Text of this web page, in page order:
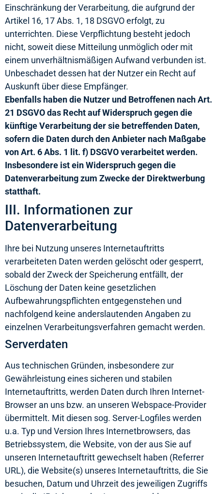
Einschränkung der Verarbeitung, die aufgrund der
Artikel 16, 17 Abs. 1, 18 DSGVO erfolgt, zu
unterrichten. Diese Verpflichtung besteht jedoch
nicht, soweit diese Mitteilung unmöglich oder mit
einem unverhältnismäßigen Aufwand verbunden ist.
Unbeschadet dessen hat der Nutzer ein Recht auf
Auskunft über diese Empfänger.
Ebenfalls haben die Nutzer und Betroffenen nach Art.
21 DSGVO das Recht auf Widerspruch gegen die
künftige Verarbeitung der sie betreffenden Daten,
sofern die Daten durch den Anbieter nach Maßgabe
von Art. 6 Abs. 1 lit. f) DSGVO verarbeitet werden.
Insbesondere ist ein Widerspruch gegen die
Datenverarbeitung zum Zwecke der Direktwerbung
statthaft.
III. Informationen zur
Datenverarbeitung
Ihre bei Nutzung unseres Internetauftritts
verarbeiteten Daten werden gelöscht oder gesperrt,
sobald der Zweck der Speicherung entfällt, der
Löschung der Daten keine gesetzlichen
Aufbewahrungspflichten entgegenstehen und
nachfolgend keine anderslautenden Angaben zu
einzelnen Verarbeitungsverfahren gemacht werden.
Serverdaten
Aus technischen Gründen, insbesondere zur
Gewährleistung eines sicheren und stabilen
Internetauftritts, werden Daten durch Ihren Internet-
Browser an uns bzw. an unseren Webspace-Provider
übermittelt. Mit diesen sog. Server-Logfiles werden
u.a. Typ und Version Ihres Internetbrowsers, das
Betriebssystem, die Website, von der aus Sie auf
unseren Internetauftritt gewechselt haben (Referrer
URL), die Website(s) unseres Internetauftritts, die Sie
besuchen, Datum und Uhrzeit des jeweiligen Zugriffs